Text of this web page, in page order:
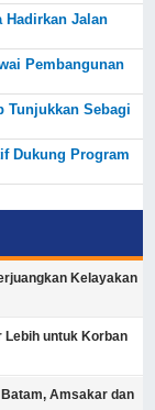
Hadirkan Jalan
Pembangunan
Tunjukkan Sebagi
Dukung Program
Kelayakan
Lebih untuk Korban
Amsakar dan